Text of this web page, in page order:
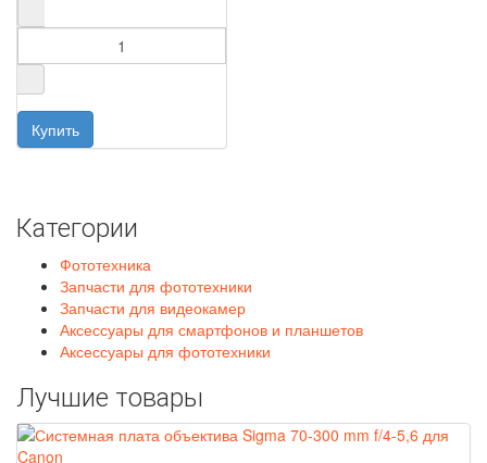
Категории
Фототехника
Запчасти для фототехники
Запчасти для видеокамер
Аксессуары для смартфонов и планшетов
Аксессуары для фототехники
Лучшие товары